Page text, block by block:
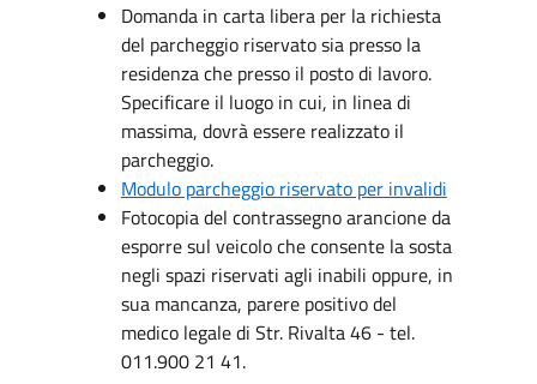
Domanda in carta libera per la richiesta
del parcheggio riservato sia presso la
residenza che presso il posto di lavoro.
Specificare il luogo in cui, in linea di
massima, dovrà essere realizzato il
parcheggio.
Modulo parcheggio riservato per invalidi
Fotocopia del contrassegno arancione da
esporre sul veicolo che consente la sosta
negli spazi riservati agli inabili oppure, in
sua mancanza, parere positivo del
medico legale di Str. Rivalta 46 - tel.
011.900 21 41.